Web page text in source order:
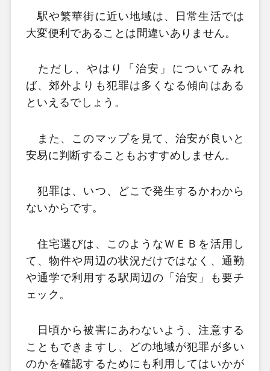
駅や繁華街に近い地域は、日常生活では
大変便利であることは間違いありません。
ただし、やはり「治安」についてみれ
ば、郊外よりも犯罪は多くなる傾向はある
といえるでしょう。
また、このマップを見て、治安が良いと
安易に判断することもおすすめしません。
犯罪は、いつ、どこで発生するかわから
ないからです。
住宅選びは、このようなＷＥＢを活用し
て、物件や周辺の状況だけではなく、通勤
や通学で利用する駅周辺の「治安」も要チ
ェック。
日頃から被害にあわないよう、注意する
こともできますし、どの地域が犯罪が多い
のかを確認するためにも利用してはいかが